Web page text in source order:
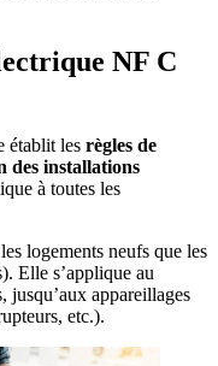
NF C
établit les règles de
des installations
à toutes les
logements neufs que les
Elle s’applique au
jusqu’aux appareillages
etc.).